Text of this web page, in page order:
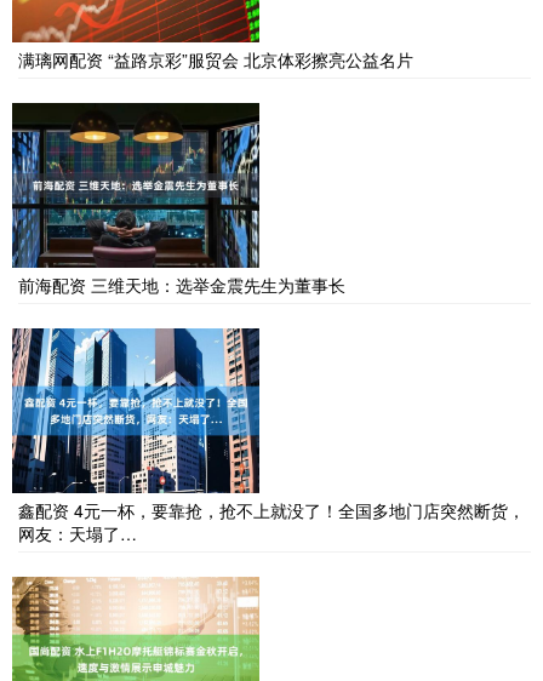
满璃网配资 “益路京彩”服贸会 北京体彩擦亮公益名片
前海配资 三维天地：选举金震先生为董事长
鑫配资 4元一杯，要靠抢，抢不上就没了！全国多地门店突然断货，
网友：天塌了…